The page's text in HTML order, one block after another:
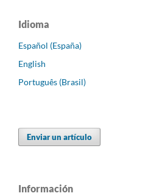
Idioma
Español (España)
English
Português (Brasil)
Enviar un artículo
Información